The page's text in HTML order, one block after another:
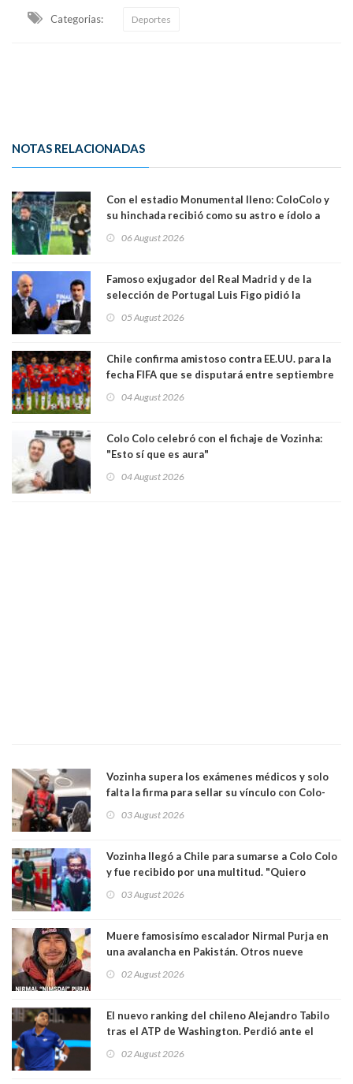
Categorias: Deportes
NOTAS RELACIONADAS
Con el estadio Monumental lleno: ColoColo y
su hinchada recibió como su astro e ídolo a
06 August 2026
Famoso exjugador del Real Madrid y de la
selección de Portugal Luis Figo pidió la
comportamiento más bajo y cobarde que he
05 August 2026
Chile confirma amistoso contra EE.UU. para la
fecha FIFA que se disputará entre septiembre
04 August 2026
Colo Colo celebró con el fichaje de Vozinha:
"Esto sí que es aura"
04 August 2026
Vozinha supera los exámenes médicos y solo
falta la firma para sellar su vínculo con Colo-
03 August 2026
Vozinha llegó a Chile para sumarse a Colo Colo
y fue recibido por una multitud. "Quiero
hinchas"
03 August 2026
Muere famosisímo escalador Nirmal Purja en
una avalancha en Pakistán. Otros nueve
02 August 2026
El nuevo ranking del chileno Alejandro Tabilo
tras el ATP de Washington. Perdió ante el
02 August 2026